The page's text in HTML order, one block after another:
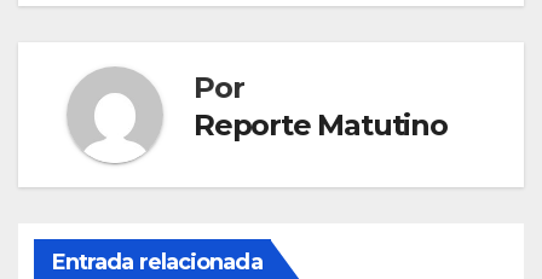
Por
Reporte Matutino
Entrada relacionada